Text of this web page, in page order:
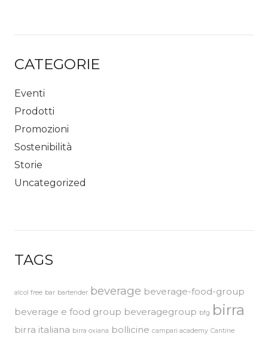
CATEGORIE
Eventi
Prodotti
Promozioni
Sostenibilità
Storie
Uncategorized
TAGS
alcol free bar bartender beverage beverage-food-group
beverage e food group beveragegroup bfg birra
birra italiana birra oxiana bollicine campari academy Cantine